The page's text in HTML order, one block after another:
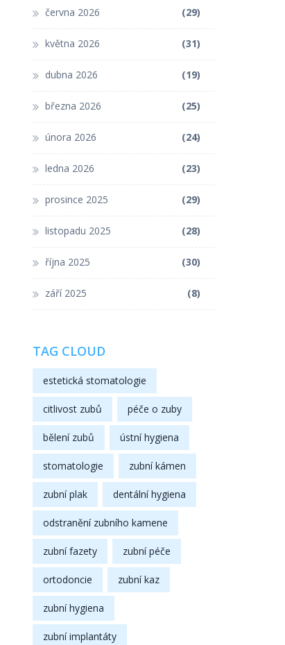
června 2026 (29)
května 2026 (31)
dubna 2026 (19)
března 2026 (25)
února 2026 (24)
ledna 2026 (23)
prosince 2025 (29)
listopadu 2025 (28)
října 2025 (30)
září 2025 (8)
TAG CLOUD
estetická stomatologie
citlivost zubů péče o zuby
bělení zubů ústní hygiena
stomatologie zubní kámen
zubní plak dentální hygiena
odstranění zubního kamene
zubní fazety zubní péče
ortodoncie zubní kaz
zubní hygiena
zubní implantáty